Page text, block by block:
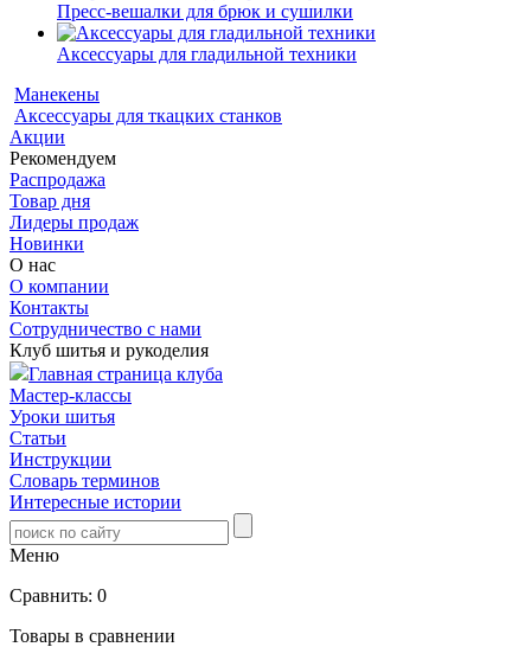
Пресс-вешалки для брюк и сушилки
Аксессуары для гладильной техники
Манекены
Аксессуары для ткацких станков
Акции
Рекомендуем
Распродажа
Товар дня
Лидеры продаж
Новинки
О нас
О компании
Контакты
Сотрудничество с нами
Клуб шитья и рукоделия
Главная страница клуба
Мастер-классы
Уроки шитья
Статьи
Инструкции
Словарь терминов
Интересные истории
Меню
Сравнить: 0
Товары в сравнении